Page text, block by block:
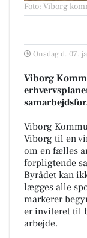
Foto: Viborg
Onsdag d. 07.
Viborg
Viborg
Viborg til en
om en fælles
forpligtende
Byrådet kan
lægges alle
markerer
er inviteret til
arbejde.